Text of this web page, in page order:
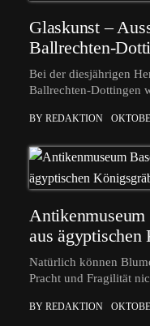
Glaskunst –
Ballrechten-
Bei der diesjährigen
Ballrechten-Dottingen
BY REDAKTION
aus ägyptischen
Natürlich können
Pracht und Fragilität
BY REDAKTION